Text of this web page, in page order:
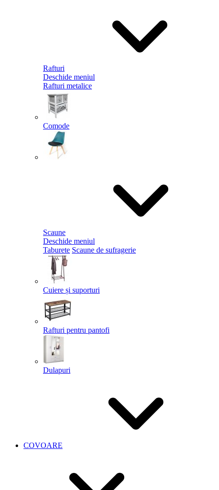
Rafturi
Deschide meniul
Rafturi metalice
Comode
Scaune
Deschide meniul
Taburete Scaune de sufragerie
Cuiere și suporturi
Rafturi pentru pantofi
Dulapuri
COVOARE